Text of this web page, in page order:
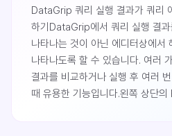
DataGrip 쿼리 실행 결과가 쿼리
하기DataGrip에서 쿼리 실행 결과
나타나는 것이 아닌 에디터상에서
나타나도록 할 수 있습니다. 여러
결과를 비교하거나 실행 후 여러
때 유용한 기능입니다.왼쪽 상단